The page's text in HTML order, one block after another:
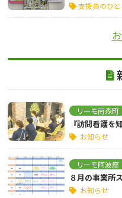
支援員のひ
リーモ南森町
『訪問看護を
お知らせ
リーモ阿波座
８月の事業所
お知らせ